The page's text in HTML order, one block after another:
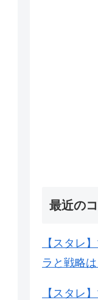
最近の
【スタレ
ラと戦略は
【スタレ